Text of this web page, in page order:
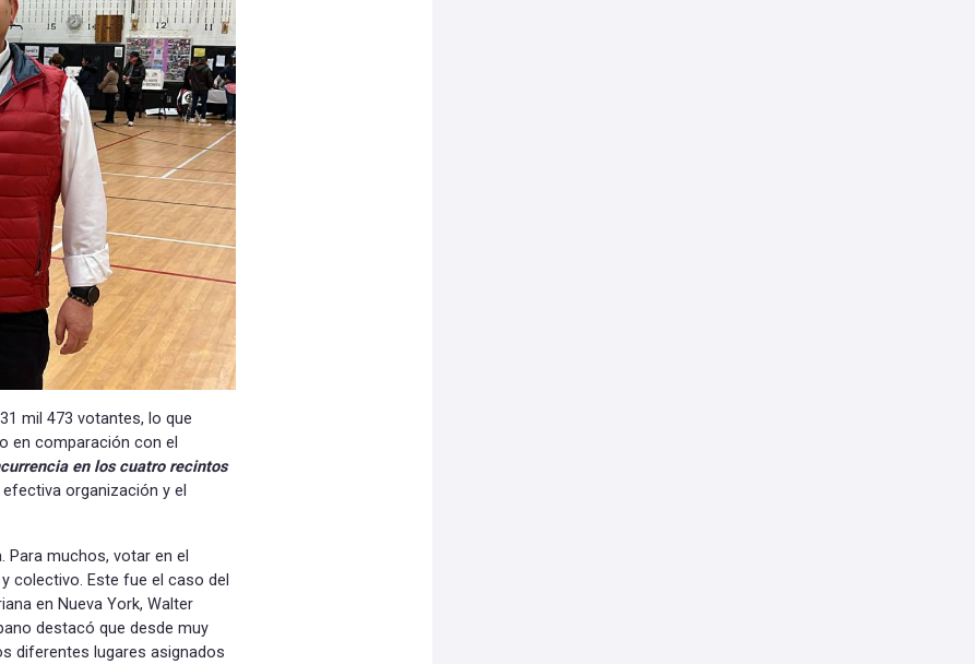
mil 473 votantes, lo que
en comparación con el
en los cuatro recintos
organización y el
Para muchos, votar en el
colectivo. Este fue el caso del
en Nueva York, Walter
destacó que desde muy
diferentes lugares asignados